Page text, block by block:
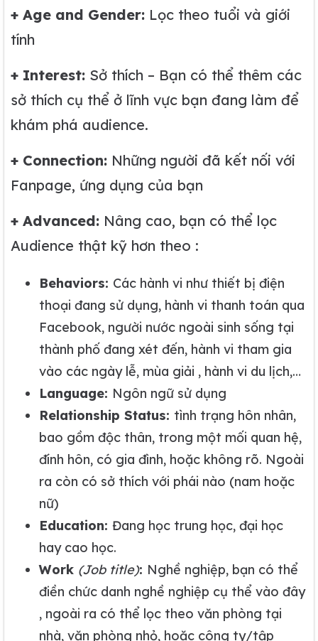
+ Age and Gender: Lọc theo tuổi và giới
tính
+ Interest: Sở thích – Bạn có thể thêm các
sở thích cụ thể ở lĩnh vực bạn đang làm để
khám phá audience.
+ Connection: Những người đã kết nối với
Fanpage, ứng dụng của bạn
+ Advanced: Nâng cao, bạn có thể lọc
Audience thật kỹ hơn theo :
Behaviors: Các hành vi như thiết bị điện
thoại đang sử dụng, hành vi thanh toán qua
Facebook, người nước ngoài sinh sống tại
thành phố đang xét đến, hành vi tham gia
vào các ngày lễ, mùa giải , hành vi du lịch,…
Language: Ngôn ngữ sử dụng
Relationship Status: tình trạng hôn nhân,
bao gồm độc thân, trong một mối quan hệ,
đính hôn, có gia đình, hoặc không rõ. Ngoài
ra còn có sở thích với phái nào (nam hoặc
nữ)
Education: Đang học trung học, đại học
hay cao học.
Work (Job title): Nghề nghiệp, bạn có thể
điền chức danh nghề nghiệp cụ thể vào đây
, ngoài ra có thể lọc theo văn phòng tại
nhà, văn phòng nhỏ, hoặc công ty/tập